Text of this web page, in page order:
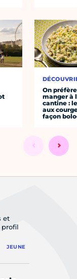
On préfère
manger à
cantine :
aux
façon
et
JEUNE